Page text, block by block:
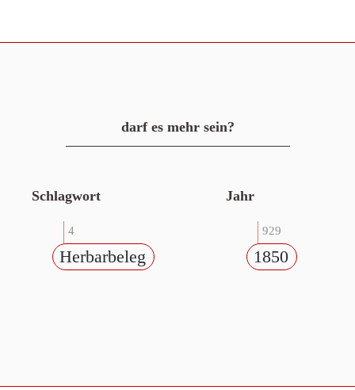
darf es mehr sein?
Schlagwort
4
Herbarbeleg
Jahr
929
1850